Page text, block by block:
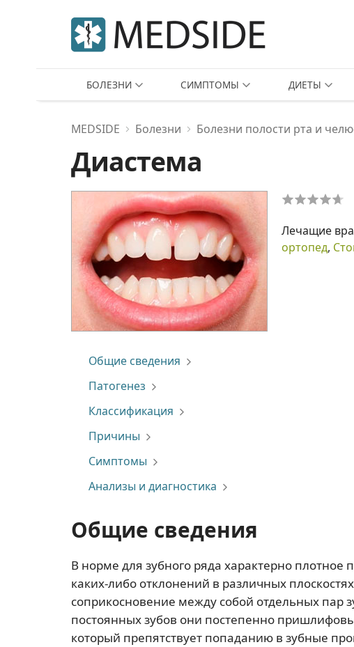
БОЛЕЗНИ СИМПТОМЫ ДИЕТЫ
MEDSIDE Болезни Болезни полости рта и
Диастема
Лечащие
ортопед,
Общие сведения
Патогенез
Классификация
Причины
Симптомы
Анализы и диагностика
Общие сведения
В норме для зубного ряда характерно плотное
каких-либо отклонений в различных
соприкосновение между собой отдельных пар
постоянных зубов они постепенно
который препятствует попаданию в зубные